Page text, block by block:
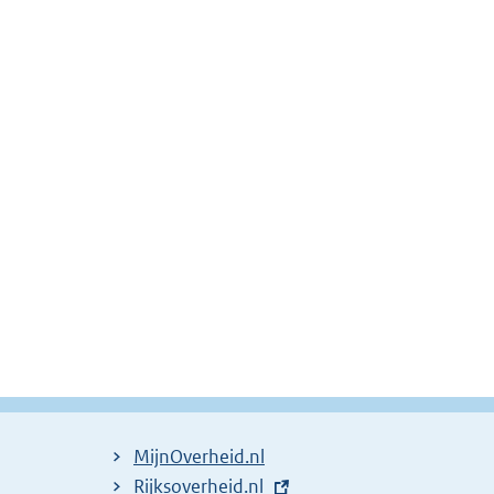
MijnOverheid.nl
E
Rijksoverheid.nl